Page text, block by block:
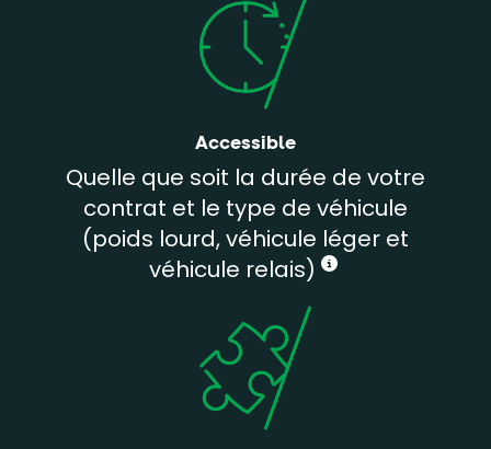
Accessible
Quelle que soit la durée de votre
contrat et le type de véhicule
(poids lourd, véhicule léger et
véhicule relais)